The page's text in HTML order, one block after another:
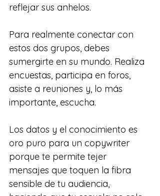
reflejar sus anhelos.
Para realmente conectar con
estos dos grupos, debes
sumergirte en su mundo. Realiza
encuestas, participa en foros,
asiste a reuniones y, lo más
importante, escucha.
Los datos y el conocimiento es
oro puro para un copywriter
porque te permite tejer
mensajes que toquen la fibra
sensible de tu audiencia,